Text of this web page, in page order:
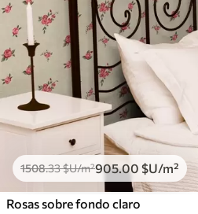
1508.33$U/m²905.00 $U/m²
Rosas sobre fondo claro